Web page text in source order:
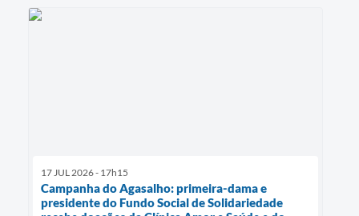
17 JUL 2026 - 17h15
Campanha do Agasalho: primeira-dama e
presidente do Fundo Social de Solidariedade